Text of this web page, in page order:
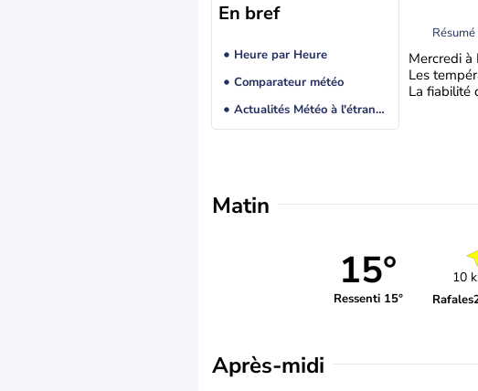
En bref
Heure par Heure
Comparateur météo
Actualités Météo à l'étranger
Mercredi à
Les
La fiabilité
Matin
15°
Ressenti 15°
10
Rafales
Après-midi